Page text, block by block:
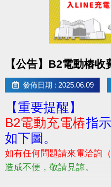
【公告】B2電動樁收
發佈日期 : 2025.06.09
【重要提醒】
B2電動充電樁指
如下圖。
如有任何問題請來電洽詢
造成不便，敬請見諒。